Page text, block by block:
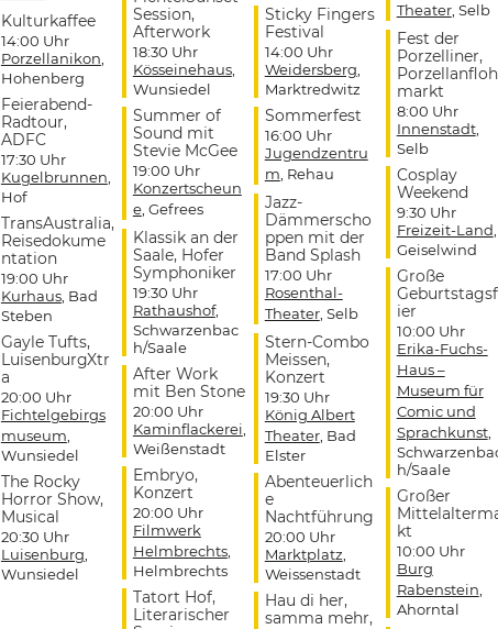
Kulturkaffee
14:00 Uhr
Porzellanikon,
Hohenberg
Feierabend-
Radtour,
ADFC
17:30 Uhr
Kugelbrunnen,
Hof
TransAustralia,
Reisedokume
ntation
19:00 Uhr
Kurhaus, Bad
Steben
Gayle Tufts,
LuisenburgXtr
a
20:00 Uhr
Fichtelgebirgs
museum,
Wunsiedel
The Rocky
Horror Show,
Musical
20:30 Uhr
Luisenburg,
Wunsiedel
Session,
Afterwork
18:30 Uhr
Kösseinehaus,
Wunsiedel
Summer of
Sound mit
Stevie McGee
19:00 Uhr
Konzertscheun
e, Gefrees
Klassik an der
Saale, Hofer
Symphoniker
19:30 Uhr
Rathaushof,
Schwarzenbac
h/Saale
After Work
mit Ben Stone
20:00 Uhr
Kaminflackerei,
Weißenstadt
Embryo,
Konzert
20:00 Uhr
Filmwerk
Helmbrechts,
Helmbrechts
Tatort Hof,
Literarischer
Sticky Fingers
Festival
14:00 Uhr
Weidersberg,
Marktredwitz
Sommerfest
16:00 Uhr
Jugendzentru
m, Rehau
Jazz-
Dämmerscho
ppen mit der
Band Splash
17:00 Uhr
Rosenthal-
Theater, Selb
Stern-Combo
Meissen,
Konzert
19:30 Uhr
König Albert
Theater, Bad
Elster
Abenteuerlich
e
Nachtführung
20:00 Uhr
Marktplatz,
Weissenstadt
Hau di her,
samma mehr,
Theater, Selb
Fest der
Porzelliner,
Porzellanfloh
markt
8:00 Uhr
Innenstadt,
Selb
Cosplay
Weekend
9:30 Uhr
Freizeit-Land,
Geiselwind
Große
ier
10:00 Uhr
Erika-Fuchs-
Haus –
Museum für
Comic und
Sprachkunst,
h/Saale
Großer
kt
10:00 Uhr
Burg
Rabenstein,
Ahorntal